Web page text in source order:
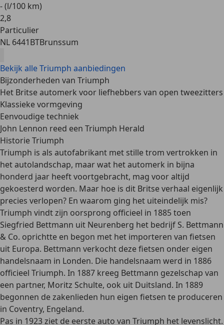
- (l/100 km)
2,8
Particulier
NL 6441BTBrunssum
Bekijk alle Triumph aanbiedingen
Bijzonderheden van Triumph
Het Britse automerk voor liefhebbers van open tweezitters
Klassieke vormgeving
Eenvoudige techniek
John Lennon reed een Triumph Herald
Historie Triumph
Triumph is als autofabrikant met stille trom vertrokken in
het autolandschap, maar wat het automerk in bijna
honderd jaar heeft voortgebracht, mag voor altijd
gekoesterd worden. Maar hoe is dit Britse verhaal eigenlijk
precies verlopen? En waarom ging het uiteindelijk mis?
Triumph vindt zijn oorsprong officieel in 1885toen
Siegfried Bettmann uit Neurenberg het bedrijf S. Bettmann
& Co. oprichtte en begon met het importeren van fietsen
uit Europa. Bettmann verkocht deze fietsen onder eigen
handelsnaam in Londen. Die handelsnaam werd in 1886
officieel Triumph. In 1887 kreeg Bettmann gezelschap van
een partner, Moritz Schulte, ook uit Duitsland. In 1889
begonnen de zakenlieden hun eigen fietsen te produceren
in Coventry, Engeland.
Pas in 1923 ziet de eerste auto van Triumph het levenslicht.